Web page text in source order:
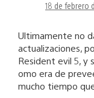
18 de febrero
Ultimamente no
actualizaciones,
Resident evil 5, y
omo era de
mucho tiempo